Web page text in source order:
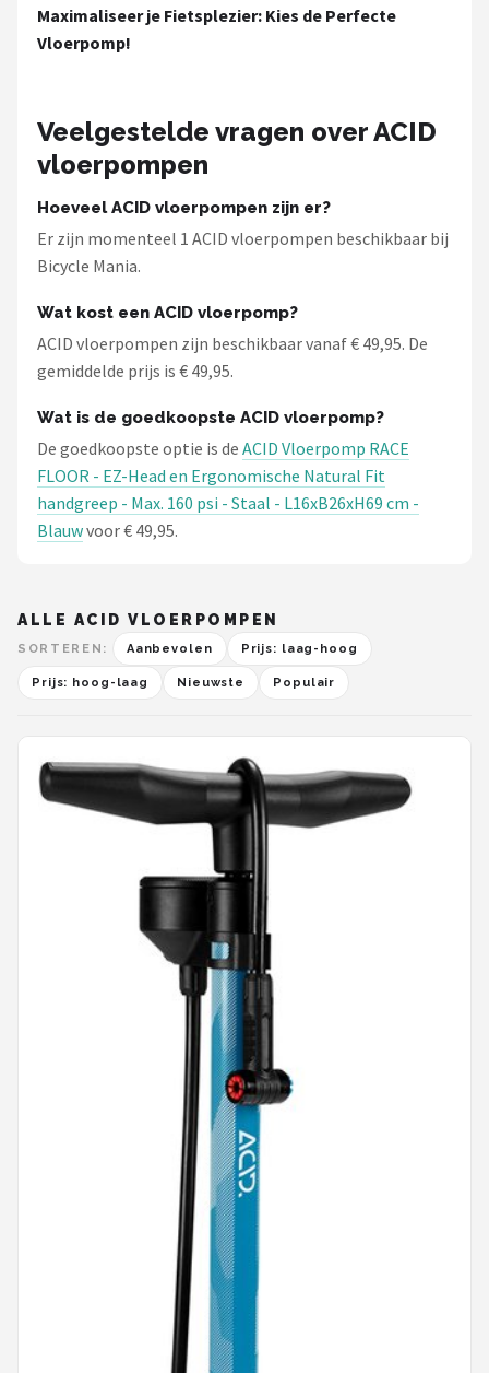
Schwalbe
Shimano
Cortina
Alle merken →
Maximaliseer je Fietsplezier: Kies de Perfecte
Vloerpomp!
Veelgestelde vragen over ACID
vloerpompen
Hoeveel ACID vloerpompen zijn er?
Er zijn momenteel 1 ACID vloerpompen beschikbaar bij
Bicycle Mania.
Wat kost een ACID vloerpomp?
ACID vloerpompen zijn beschikbaar vanaf € 49,95. De
gemiddelde prijs is € 49,95.
Wat is de goedkoopste ACID vloerpomp?
De goedkoopste optie is de ACID Vloerpomp RACE
FLOOR - EZ-Head en Ergonomische Natural Fit
handgreep - Max. 160 psi - Staal - L16xB26xH69 cm -
Blauwvoor € 49,95.
ALLE ACID VLOERPOMPEN
SORTEREN: Aanbevolen Prijs: laag-hoog
Prijs: hoog-laag Nieuwste Populair